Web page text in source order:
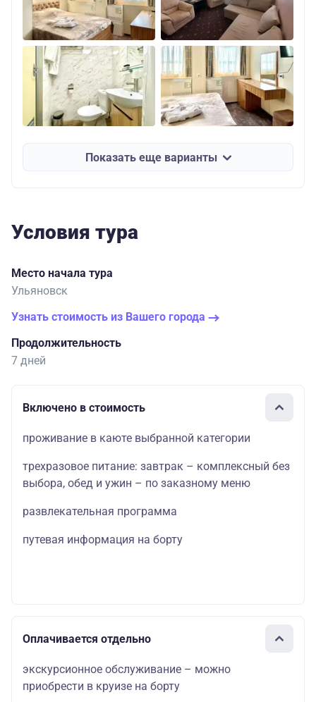
Показать еще варианты
Условия тура
Место начала тура
Ульяновск
Узнать стоимость из Вашего города
Продолжительность
7 дней
Включено в стоимость
проживание в каюте выбранной категории
трехразовое питание: завтрак – комплексный без
выбора, обед и ужин – по заказному меню
развлекательная программа
путевая информация на борту
Оплачивается отдельно
экскурсионное обслуживание – можно
приобрести в круизе на борту